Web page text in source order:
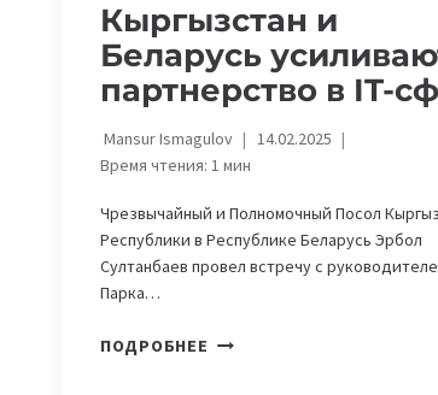
Кыргызстан и
Беларусь
партнерство в IT-
Mansur Ismagulov
14.02.2025
Время чтения: 1 мин
Чрезвычайный и Полномочный Посол
Республики в Республике Беларусь Эрбол
Султанбаев провел встречу с
Парка…
ПОДРОБНЕЕ КЫРГЫЗСТАН